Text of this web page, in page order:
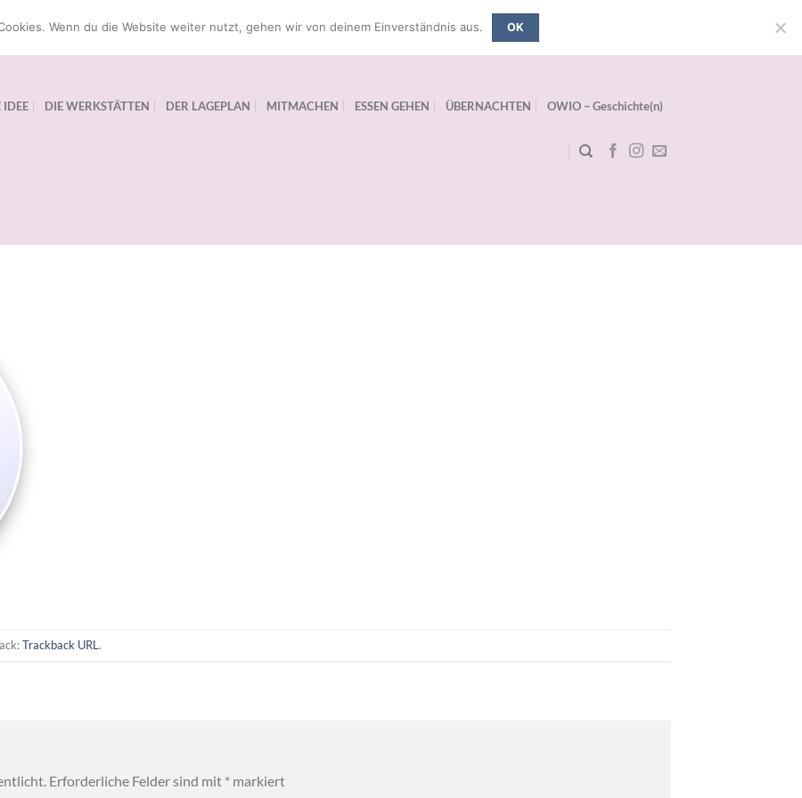
IDEE DIE WERKSTÄTTEN DER LAGEPLAN MITMACHEN ESSEN GEHEN ÜBERNACHTEN OWIO – Geschichte(n)
Trackback URL.
Erforderliche Felder sind mit * markiert
Wenn du die Website weiter nutzt, gehen wir von deinem Einverständnis aus. OK